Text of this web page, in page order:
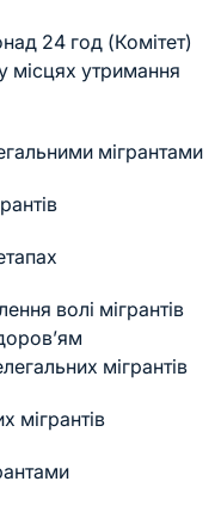
24 год (Комітет)
місцях утримання
мігрантами
волі мігрантів
мігрантів
мігрантів